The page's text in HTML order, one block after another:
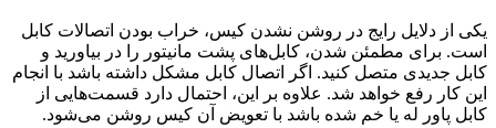
یکی از دلایل رایج در روشن نشدن کیس، خراب بودن اتصالات کابل
است. برای مطمئن شدن، کابل‌های پشت مانیتور را در بیاورید و
کابل جدیدی متصل کنید. اگر اتصال کابل مشکل داشته باشد با انجام
این کار رفع خواهد شد.‌ علاوه بر این، احتمال دارد قسمت‌هایی از
کابل پاور له یا خم شده باشد با تعویض آن کیس روشن می‌شود.‌